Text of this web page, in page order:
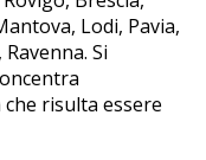
Lodi, Pavia,
Si
risulta essere